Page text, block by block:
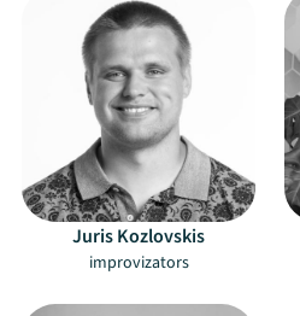
Juris Kozlovskis
improvizators